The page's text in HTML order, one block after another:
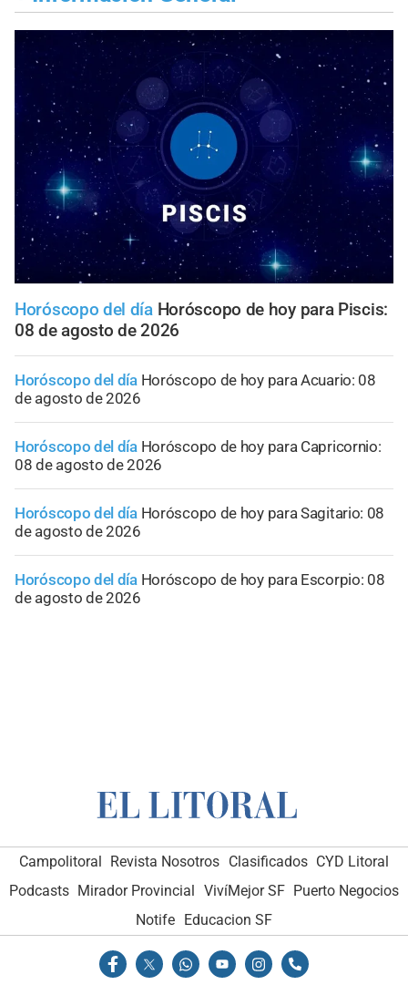
Horóscopo del día Horóscopo de hoy para Piscis:
08 de agosto de 2026
Horóscopo del día Horóscopo de hoy para Acuario: 08
de agosto de 2026
Horóscopo del día Horóscopo de hoy para Capricornio:
08 de agosto de 2026
Horóscopo del día Horóscopo de hoy para Sagitario: 08
de agosto de 2026
Horóscopo del día Horóscopo de hoy para Escorpio: 08
de agosto de 2026
Campolitoral Revista Nosotros Clasificados CYD Litoral
Podcasts Mirador Provincial VivíMejor SF Puerto Negocios
Notife Educacion SF